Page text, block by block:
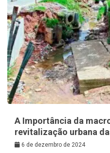
A Importância da
revitalização urbana
6 de dezembro de 2024